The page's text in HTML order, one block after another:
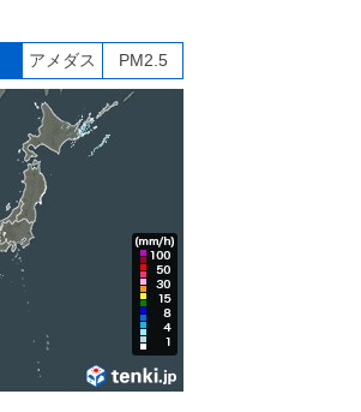
アメダス PM2.5